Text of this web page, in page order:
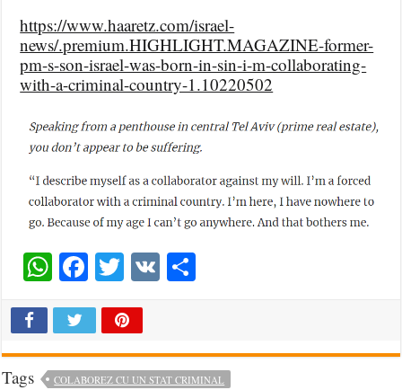
https://www.haaretz.com/israel-
news/.premium.HIGHLIGHT.MAGAZINE-former-
pm-s-son-israel-was-born-in-sin-i-m-collaborating-
with-a-criminal-country-1.10220502
WhatsApp
Facebook
Twitter
VK
Tags
COLABOREZ CU UN STAT CRIMINAL